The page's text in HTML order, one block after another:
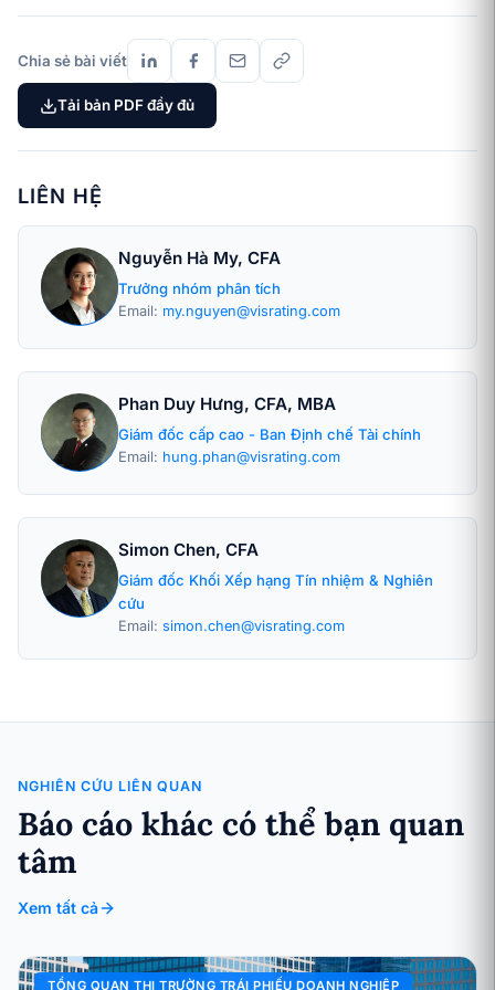
Chia sẻ bài viết
Tải bản PDF đầy đủ
LIÊN HỆ
Nguyễn Hà My, CFA
Trưởng nhóm phân tích
Email: my.nguyen@visrating.com
Phan Duy Hưng, CFA, MBA
Giám đốc cấp cao - Ban Định chế Tài chính
Email: hung.phan@visrating.com
Simon Chen, CFA
Giám đốc Khối Xếp hạng Tín nhiệm & Nghiên
cứu
Email: simon.chen@visrating.com
NGHIÊN CỨU LIÊN QUAN
Báo cáo khác có thể bạn quan
tâm
Xem tất cả
TỔNG QUAN THỊ TRƯỜNG TRÁI PHIẾU DOANH NGHIỆP